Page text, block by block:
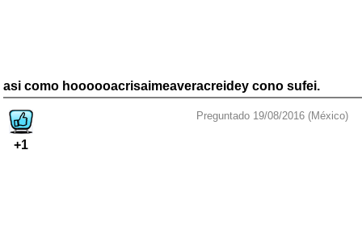
asi como hoooooacrisaimeaveracreidey cono sufei.
+1
Preguntado 19/08/2016 (México)